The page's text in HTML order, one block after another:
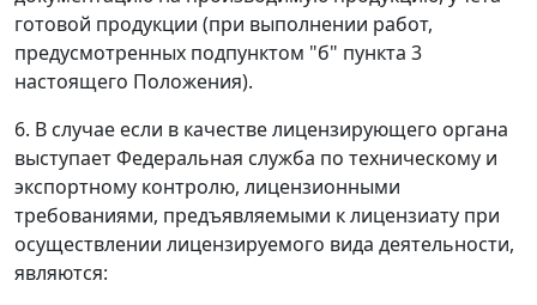
готовой продукции (при выполнении работ,
предусмотренных подпунктом "б" пункта 3
настоящего Положения).
6. В случае если в качестве лицензирующего органа
выступает Федеральная служба по техническому и
экспортному контролю, лицензионными
требованиями, предъявляемыми к лицензиату при
осуществлении лицензируемого вида деятельности,
являются: